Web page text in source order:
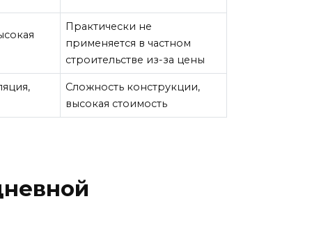
Практически не
применяется в частном
строительстве из-за цены
Сложность конструкции,
высокая стоимость